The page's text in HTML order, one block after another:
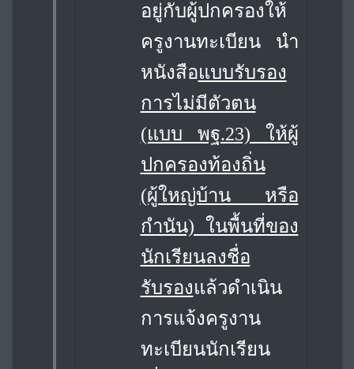
อยู่กับผู้ปกครองให้
ครูงานทะเบียน นำ
หนังสือแบบรับรอง
การไม่มีตัวตน
(แบบ พฐ.23) ให้ผู้
ปกครองท้องถิ่น
(ผู้ใหญ่บ้าน หรือ
กำนัน) ในพื้นที่ของ
นักเรียนลงชื่อ
รับรองแล้วดำเนิน
การแจ้งครูงาน
ทะเบียนนักเรียน